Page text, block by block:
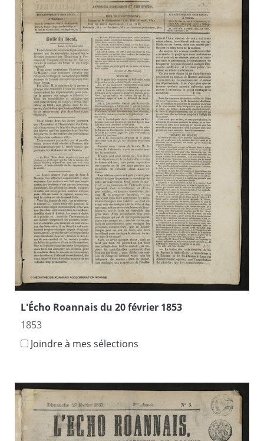
L'Écho Roannais du 20 février 1853
1853
Joindre à mes sélections